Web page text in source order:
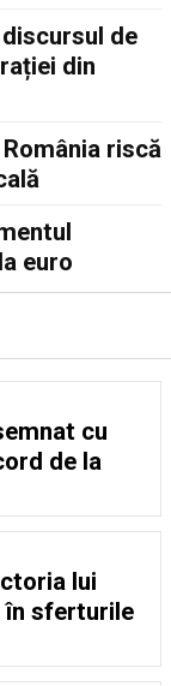
de
din
riscă
euro
cu
de la
lui
în sferturile